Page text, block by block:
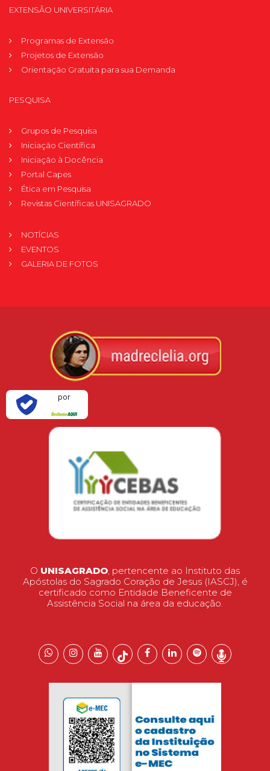
EXTENSÃO UNIVERSITÁRIA
Programas de Extensão
Projetos de Extensão
Orientação Gratuita para sua Demanda
PESQUISA
Grupos de Pesquisa
Iniciação Científica
Iniciação à Docência
Portal Capes
Ética em Pesquisa
Revistas Científicas UNISAGRADO
NOTÍCIAS
EVENTOS
GALERIA DE FOTOS
por
O UNISAGRADO, pertencente ao Instituto das
Apóstolas do Sagrado Coração de Jesus (IASCJ), é
certificado como Entidade Beneficente de
Assistência Social na área da educação.